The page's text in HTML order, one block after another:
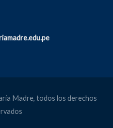
Madre, todos los derechos